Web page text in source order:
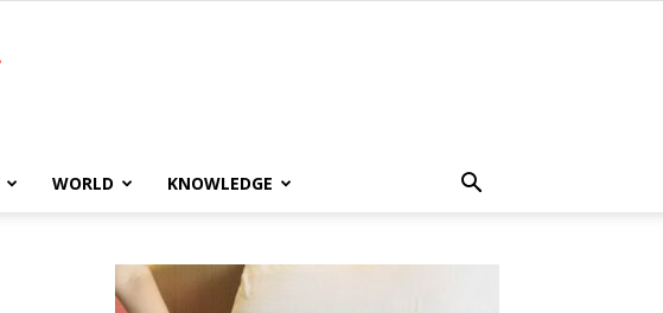
WORLD KNOWLEDGE